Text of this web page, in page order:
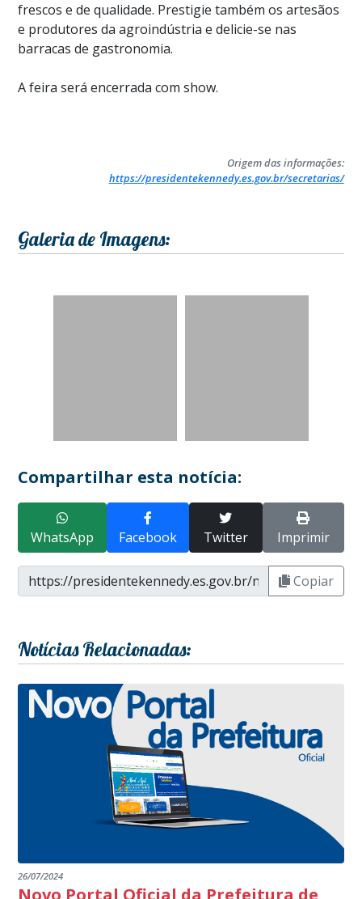
frescos e de qualidade. Prestigie também os artesãos
e produtores da agroindústria e delicie-se nas
barracas de gastronomia.
A feira será encerrada com show.
Origem das informações:
https://presidentekennedy.es.gov.br/secretarias/
Galeria de Imagens:
Compartilhar esta notícia:
WhatsApp Facebook Twitter Imprimir
Copiar
Notícias Relacionadas:
26/07/2024
Novo Portal Oficial da Prefeitura de